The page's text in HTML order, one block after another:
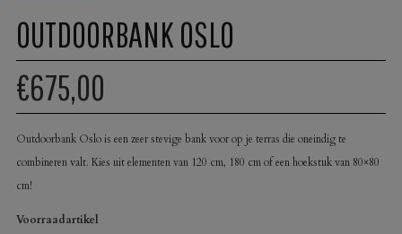
OUTDOORBANK OSLO
€675,00
Outdoorbank Oslo is een zeer stevige bank voor op je terras die oneindig te
combineren valt. Kies uit elementen van 120 cm, 180 cm of een hoekstuk van 80×80
cm!
Voorraadartikel